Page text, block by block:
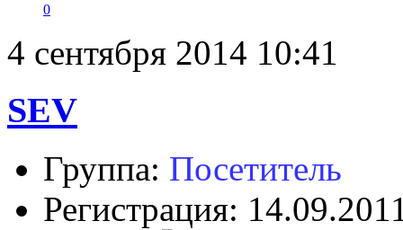
0
4 сентября 2014 10:41
SEV
Группа: Посетитель
Регистрация: